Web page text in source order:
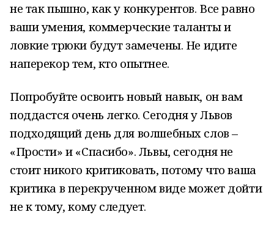
не так пышно, как у конкурентов. Все равно
ваши умения, коммерческие таланты и
ловкие трюки будут замечены. Не идите
наперекор тем, кто опытнее.
Попробуйте освоить новый навык, он вам
поддастся очень легко. Сегодня у Львов
подходящий день для волшебных слов –
«Прости» и «Спасибо». Львы, сегодня не
стоит никого критиковать, потому что ваша
критика в перекрученном виде может дойти
не к тому, кому следует.